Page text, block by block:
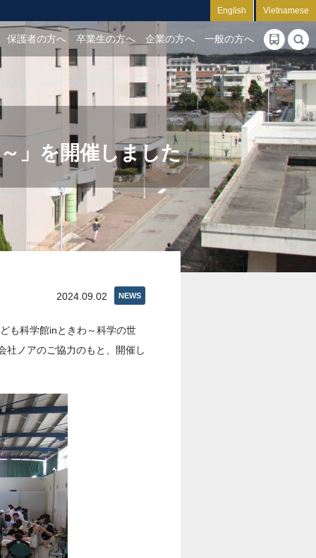
English Vietnamese
保護者の方へ 卒業生の方へ 企業の方へ 一般の方へ
」を開催しました
NEWS
2024.09.02
も科学館inときわ～科学の世
社ノアのご協力のもと、開催し